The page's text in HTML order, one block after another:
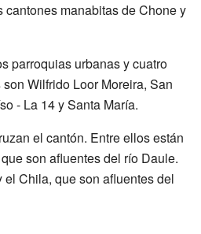
cantones manabitas de Chone y
parroquias urbanas y cuatro
Wilfrido Loor Moreira, San
- La 14 y Santa María.
el cantón. Entre ellos están
son afluentes del río Daule.
el Chila, que son afluentes del